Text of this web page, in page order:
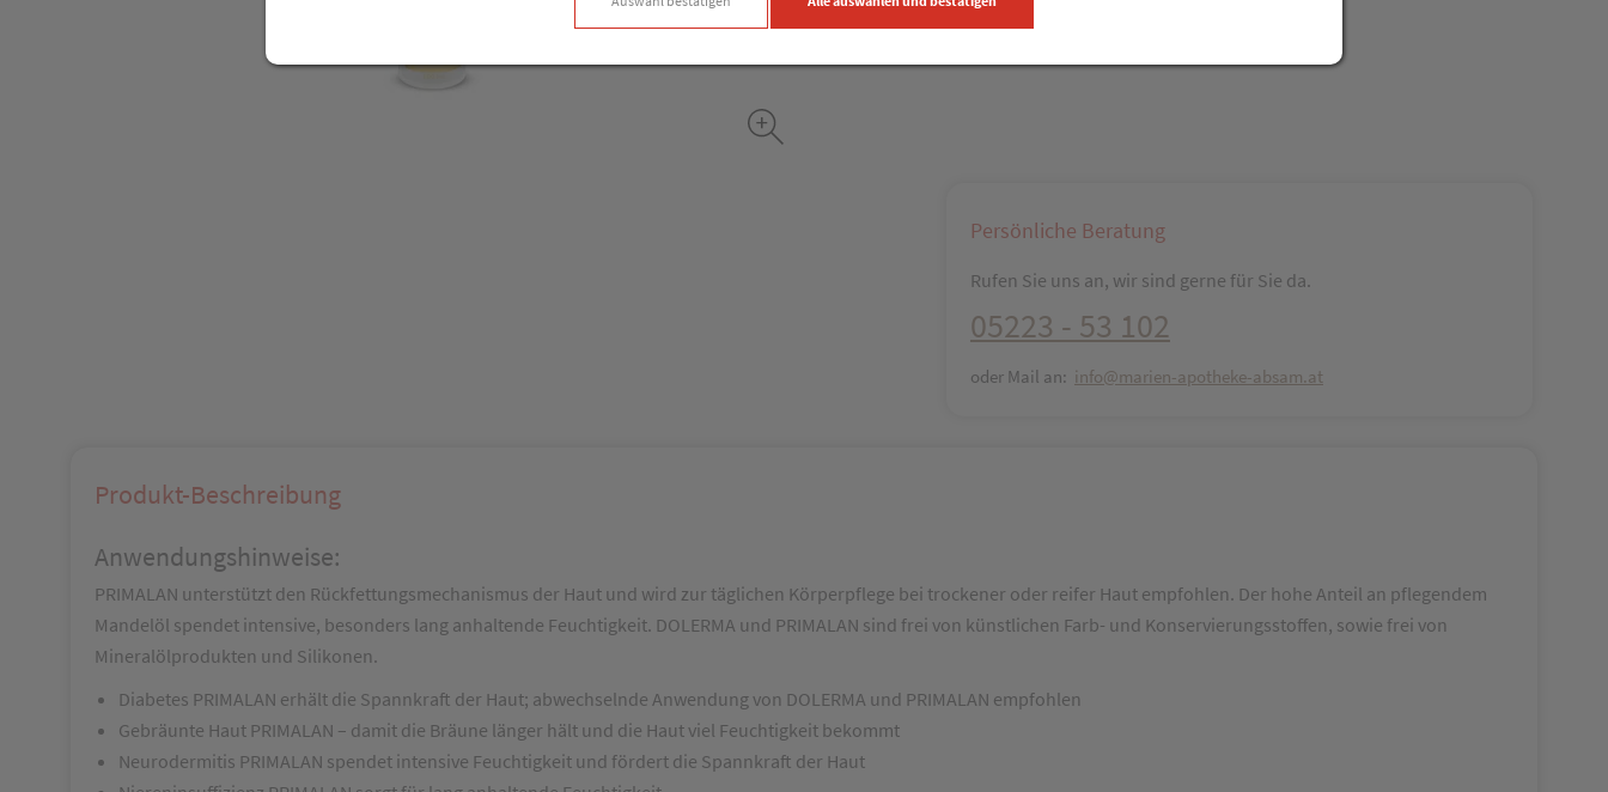
Persönliche Beratung
Rufen Sie uns an, wir sind gerne für Sie da.
05223 - 53 102
oder Mail an: info@marien-apotheke-absam.at
Produkt-Beschreibung
Anwendungshinweise:
PRIMALAN unterstützt den Rückfettungsmechanismus der Haut und wird zur täglichen Körperpflege bei trockener oder reifer Haut empfohlen. Der hohe Anteil an pflegendem
Mandelöl spendet intensive, besonders lang anhaltende Feuchtigkeit. DOLERMA und PRIMALAN sind frei von künstlichen Farb- und Konservierungsstoffen, sowie frei von
Mineralölprodukten und Silikonen.
Diabetes PRIMALAN erhält die Spannkraft der Haut; abwechselnde Anwendung von DOLERMA und PRIMALAN empfohlen
Gebräunte Haut PRIMALAN – damit die Bräune länger hält und die Haut viel Feuchtigkeit bekommt
Neurodermitis PRIMALAN spendet intensive Feuchtigkeit und fördert die Spannkraft der Haut